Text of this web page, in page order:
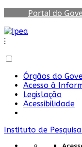
Portal do
⁝
Órgãos do
Acesso à
Legislação
Acessibilidade
Instituto de